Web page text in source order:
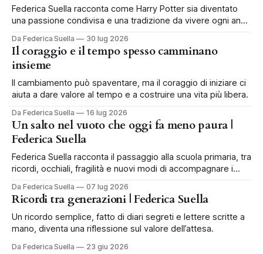
Federica Suella racconta come Harry Potter sia diventato
una passione condivisa e una tradizione da vivere ogni anno
Da Federica Suella 30 lug 2026
Il coraggio e il tempo spesso camminano
insieme
Il cambiamento può spaventare, ma il coraggio di iniziare ci
aiuta a dare valore al tempo e a costruire una vita più libera.
Da Federica Suella 16 lug 2026
Un salto nel vuoto che oggi fa meno paura |
Federica Suella
Federica Suella racconta il passaggio alla scuola primaria, tra
ricordi, occhiali, fragilità e nuovi modi di accompagnare i
Da Federica Suella 07 lug 2026
Ricordi tra generazioni | Federica Suella
Un ricordo semplice, fatto di diari segreti e lettere scritte a
mano, diventa una riflessione sul valore dell’attesa.
Da Federica Suella 23 giu 2026